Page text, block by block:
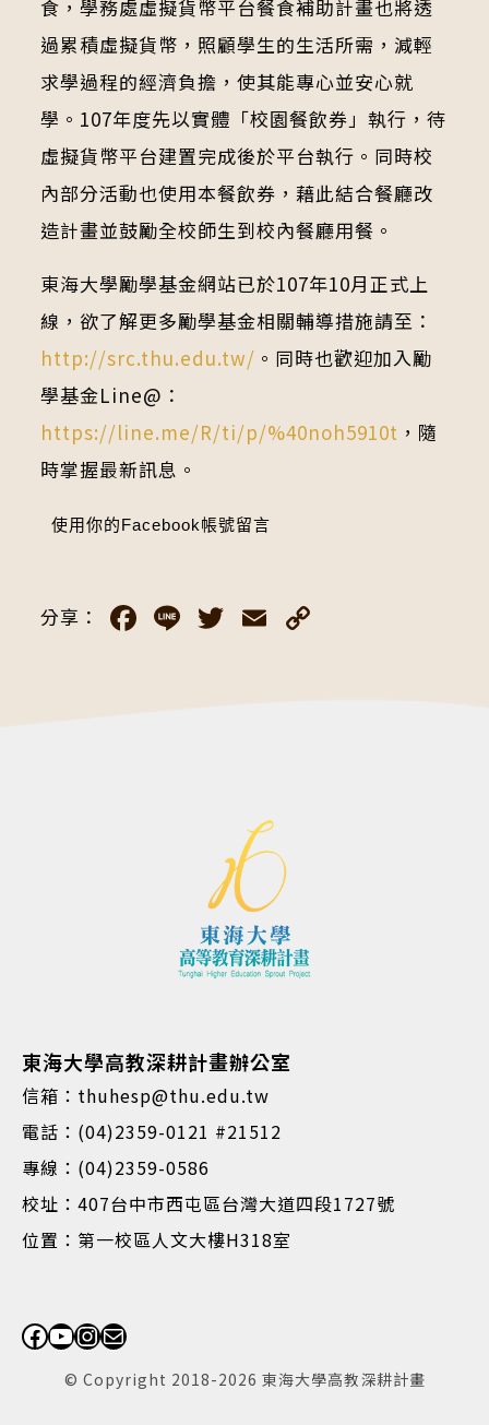
食，學務處虛擬貨幣平台餐食補助計畫也將透
過累積虛擬貨幣，照顧學生的生活所需，減輕
求學過程的經濟負擔，使其能專心並安心就
學。107年度先以實體「校園餐飲券」執行，待
虛擬貨幣平台建置完成後於平台執行。同時校
內部分活動也使用本餐飲券，藉此結合餐廳改
造計畫並鼓勵全校師生到校內餐廳用餐。
東海大學勵學基金網站已於107年10月正式上
線，欲了解更多勵學基金相關輔導措施請至：
http://src.thu.edu.tw/ 。同時也歡迎加入勵
學基金Line@：
https://line.me/R/ti/p/%40noh5910t ，隨
時掌握最新訊息。
使用你的Facebook帳號留言
分享： Facebook
LineTwitter
Email
東海大學高教深耕計畫辦公室
信箱：thuhesp@thu.edu.tw
電話：(04)2359-0121 #21512
專線：(04)2359-0586
校址：407台中市西屯區台灣大道四段1727號
位置：第一校區人文大樓H318室
Facebook
YouTube
Instagram
電子郵件
© Copyright 2018-2026 東海大學高教深耕計畫